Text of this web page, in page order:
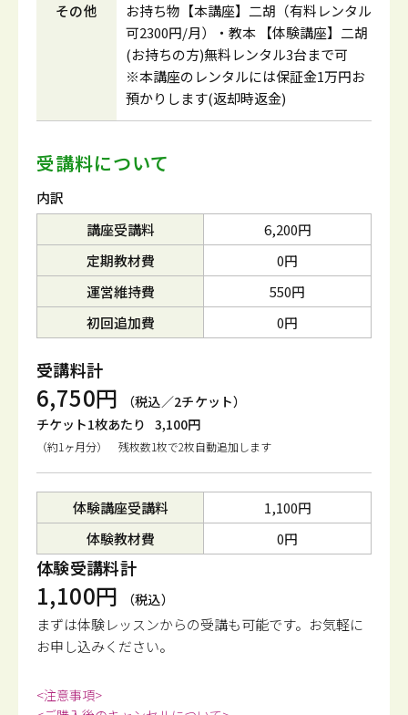
その他
お持ち物【本講座】二胡（有料レンタル
可2300円/月）・教本 【体験講座】二胡
(お持ちの方)無料レンタル3台まで可
※本講座のレンタルには保証金1万円お
預かりします(返却時返金)
受講料について
内訳
講座受講料
6,200円
定期教材費
0円
運営維持費
550円
初回追加費
0円
受講料計
6,750円
（税込／2チケット）
チケット1枚あたり 3,100円
（約1ヶ月分） 残枚数1枚で2枚自動追加します
体験講座受講料
1,100円
体験教材費
0円
体験受講料計
1,100円 （税込）
まずは体験レッスンからの受講も可能です。 お気軽に
お申し込みください。
<注意事項>